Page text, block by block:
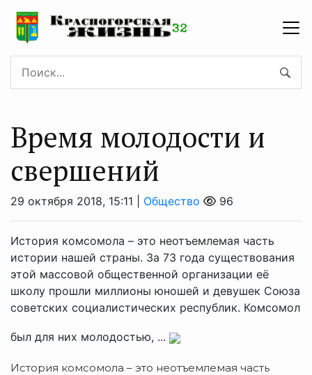
Время молодости и
свершений
29 октября 2018, 15:11 | Общество 96
История комсомола – это неотъемлемая часть
истории нашей страны. За 73 года существования
этой массовой общественной организации её
школу прошли миллионы юношей и девушек Союза
советских социалистических республик. Комсомол
был для них молодостью, ...
История комсомола – это неотъемлемая часть